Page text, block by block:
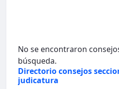
No se encontraron
búsqueda.
Directorio consejos
judicatura